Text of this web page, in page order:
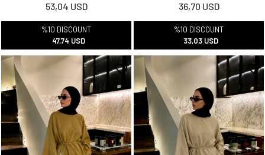
53,04 USD
%10 DISCOUNT
47,74 USD
36,70 USD
%10 DISCOUNT
33,03 USD